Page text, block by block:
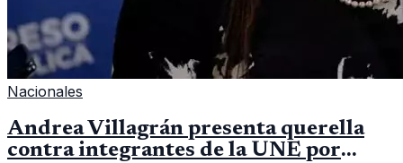
Nacionales
Andrea Villagrán presenta querella
contra integrantes de la UNE por